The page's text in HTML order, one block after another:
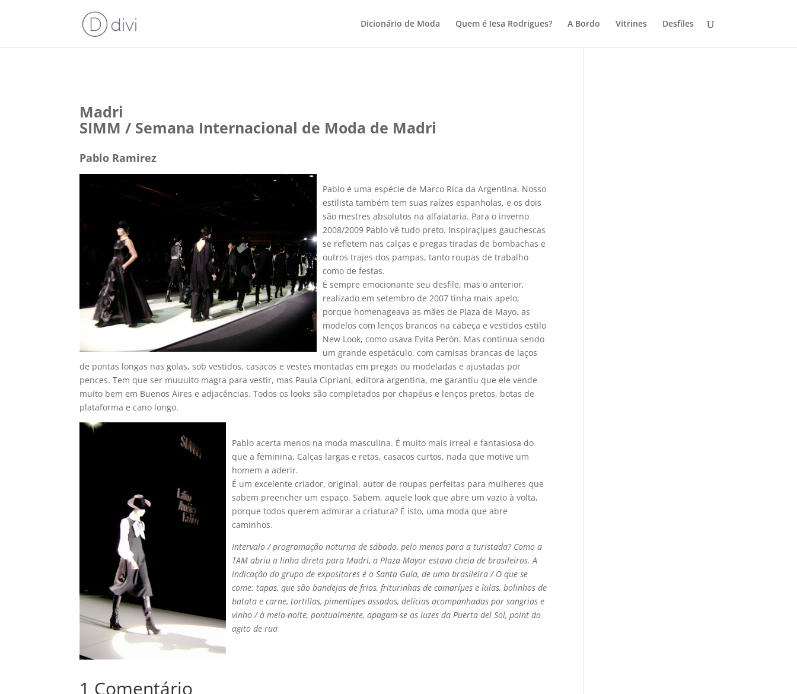
Dicionário de Moda Quem é Iesa Rodrigues? A Bordo Vitrines Desfiles
Madri
SIMM / Semana Internacional de Moda de Madri
Pablo Ramirez
Pablo é uma espécie de Marco Rica da Argentina. Nosso
estilista também tem suas raí­zes espanholas, e os dois
são mestres absolutos na alfaiataria. Para o inverno
2008/2009 Pablo vê tudo preto. Inspiraçíµes gauchescas
se refletem nas calças e pregas tiradas de bombachas e
outros trajes dos pampas, tanto roupas de trabalho
como de festas.
É sempre emocionante seu desfile, mas o anterior,
realizado em setembro de 2007 tinha mais apelo,
porque homenageava as mães de Plaza de Mayo, as
modelos com lenços brancos na cabeça e vestidos estilo
New Look, como usava Evita Perón. Mas continua sendo
um grande espetáculo, com camisas brancas de laços
de pontas longas nas golas, sob vestidos, casacos e vestes montadas em pregas ou modeladas e ajustadas por
pences. Tem que ser muuuito magra para vestir, mas Paula Cipriani, editora argentina, me garantiu que ele vende
muito bem em Buenos Aires e adjacências. Todos os looks são completados por chapéus e lenços pretos, botas de
plataforma e cano longo.
Pablo acerta menos na moda masculina. É muito mais irreal e fantasiosa do
que a feminina. Calças largas e retas, casacos curtos, nada que motive um
homem a aderir.
É um excelente criador, original, autor de roupas perfeitas para mulheres que
sabem preencher um espaço. Sabem, aquele look que abre um vazio à volta,
porque todos querem admirar a criatura? É isto, uma moda que abre
caminhos.
Intervalo / programação noturna de sábado, pelo menos para a turistada? Como a
TAM abriu a linha direta para Madri, a Plaza Mayor estava cheia de brasileiros. A
indicação do grupo de expositores é o Santa Gula, de uma brasileira / O que se
come: tapas, que são bandejas de frios, friturinhas de camaríµes e lulas, bolinhos de
batata e carne, tortillas, pimentíµes assados, delí­cias acompanhadas por sangrias e
vinho / à meia-noite, pontualmente, apagam-se as luzes da Puerta del Sol, point do
agito de rua
1 Comentário